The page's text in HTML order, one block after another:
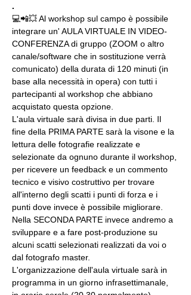
.
💻📲💥 Al workshop sul campo è possibile
integrare un' AULA VIRTUALE IN VIDEO-
CONFERENZA di gruppo (ZOOM o altro
canale/software che in sostituzione verrà
comunicato) della durata di 120 minuti (in
base alla necessità in opera) con tutti i
partecipanti al workshop che abbiano
acquistato questa opzione.
L'aula virtuale sarà divisa in due parti. Il
fine della PRIMA PARTE sarà la visone e la
lettura delle fotografie realizzate e
selezionate da ognuno durante il workshop,
per ricevere un feedback e un commento
tecnico e visivo costruttivo per trovare
all'interno degli scatti i punti di forza e i
punti dove invece è possibile migliorare.
Nella SECONDA PARTE invece andremo a
sviluppare e a fare post-produzione su
alcuni scatti selezionati realizzati da voi o
dal fotografo master.
L'organizzazione dell'aula virtuale sarà in
programma in un giorno infrasettimanale,